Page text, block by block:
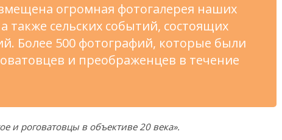
огромная фотогалерея наших
также сельских событий, состоящих
Более 500 фотографий, которые были
и преображенцев в течение
и роговатовцы в объективе 20 века».